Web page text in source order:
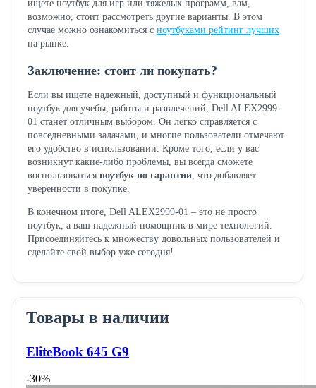
ищете ноутбук для игр или тяжелых программ, вам,
возможно, стоит рассмотреть другие варианты. В этом
случае можно ознакомиться с ноутбуками рейтинг лучших
на рынке.
Заключение: стоит ли покупать?
Если вы ищете надежный, доступный и функциональный
ноутбук для учебы, работы и развлечений, Dell ALEX2999-
01 станет отличным выбором. Он легко справляется с
повседневными задачами, и многие пользователи отмечают
его удобство в использовании. Кроме того, если у вас
возникнут какие-либо проблемы, вы всегда сможете
воспользоваться ноутбук по гарантии, что добавляет
уверенности в покупке.
В конечном итоге, Dell ALEX2999-01 – это не просто
ноутбук, а ваш надежный помощник в мире технологий.
Присоединяйтесь к множеству довольных пользователей и
сделайте свой выбор уже сегодня!
Товары в наличии
EliteBook 645 G9
-30%